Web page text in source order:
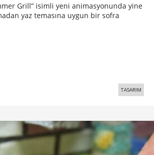
Grill” isimli yeni animasyonunda yine
yaz temasına uygun bir sofra
TASARIM